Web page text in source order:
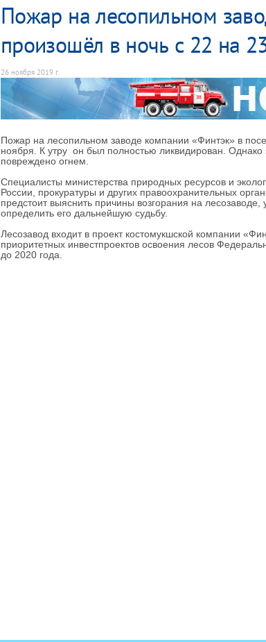
Пожар на лесопильном
произошёл в ночь с 22 на
26 ноября 2019 г.
Пожар на лесопильном заводе компании «Финтэк» в
ноября. К утру он был полностью ликвидирован.
повреждено огнем.
Специалисты министерства природных ресурсов и
России, прокуратуры и других правоохранительных
предстоит выяснить причины возгорания на
определить его дальнейшую судьбу.
Лесозавод входит в проект костомукшской компании
приоритетных инвестпроектов освоения лесов
до 2020 года.